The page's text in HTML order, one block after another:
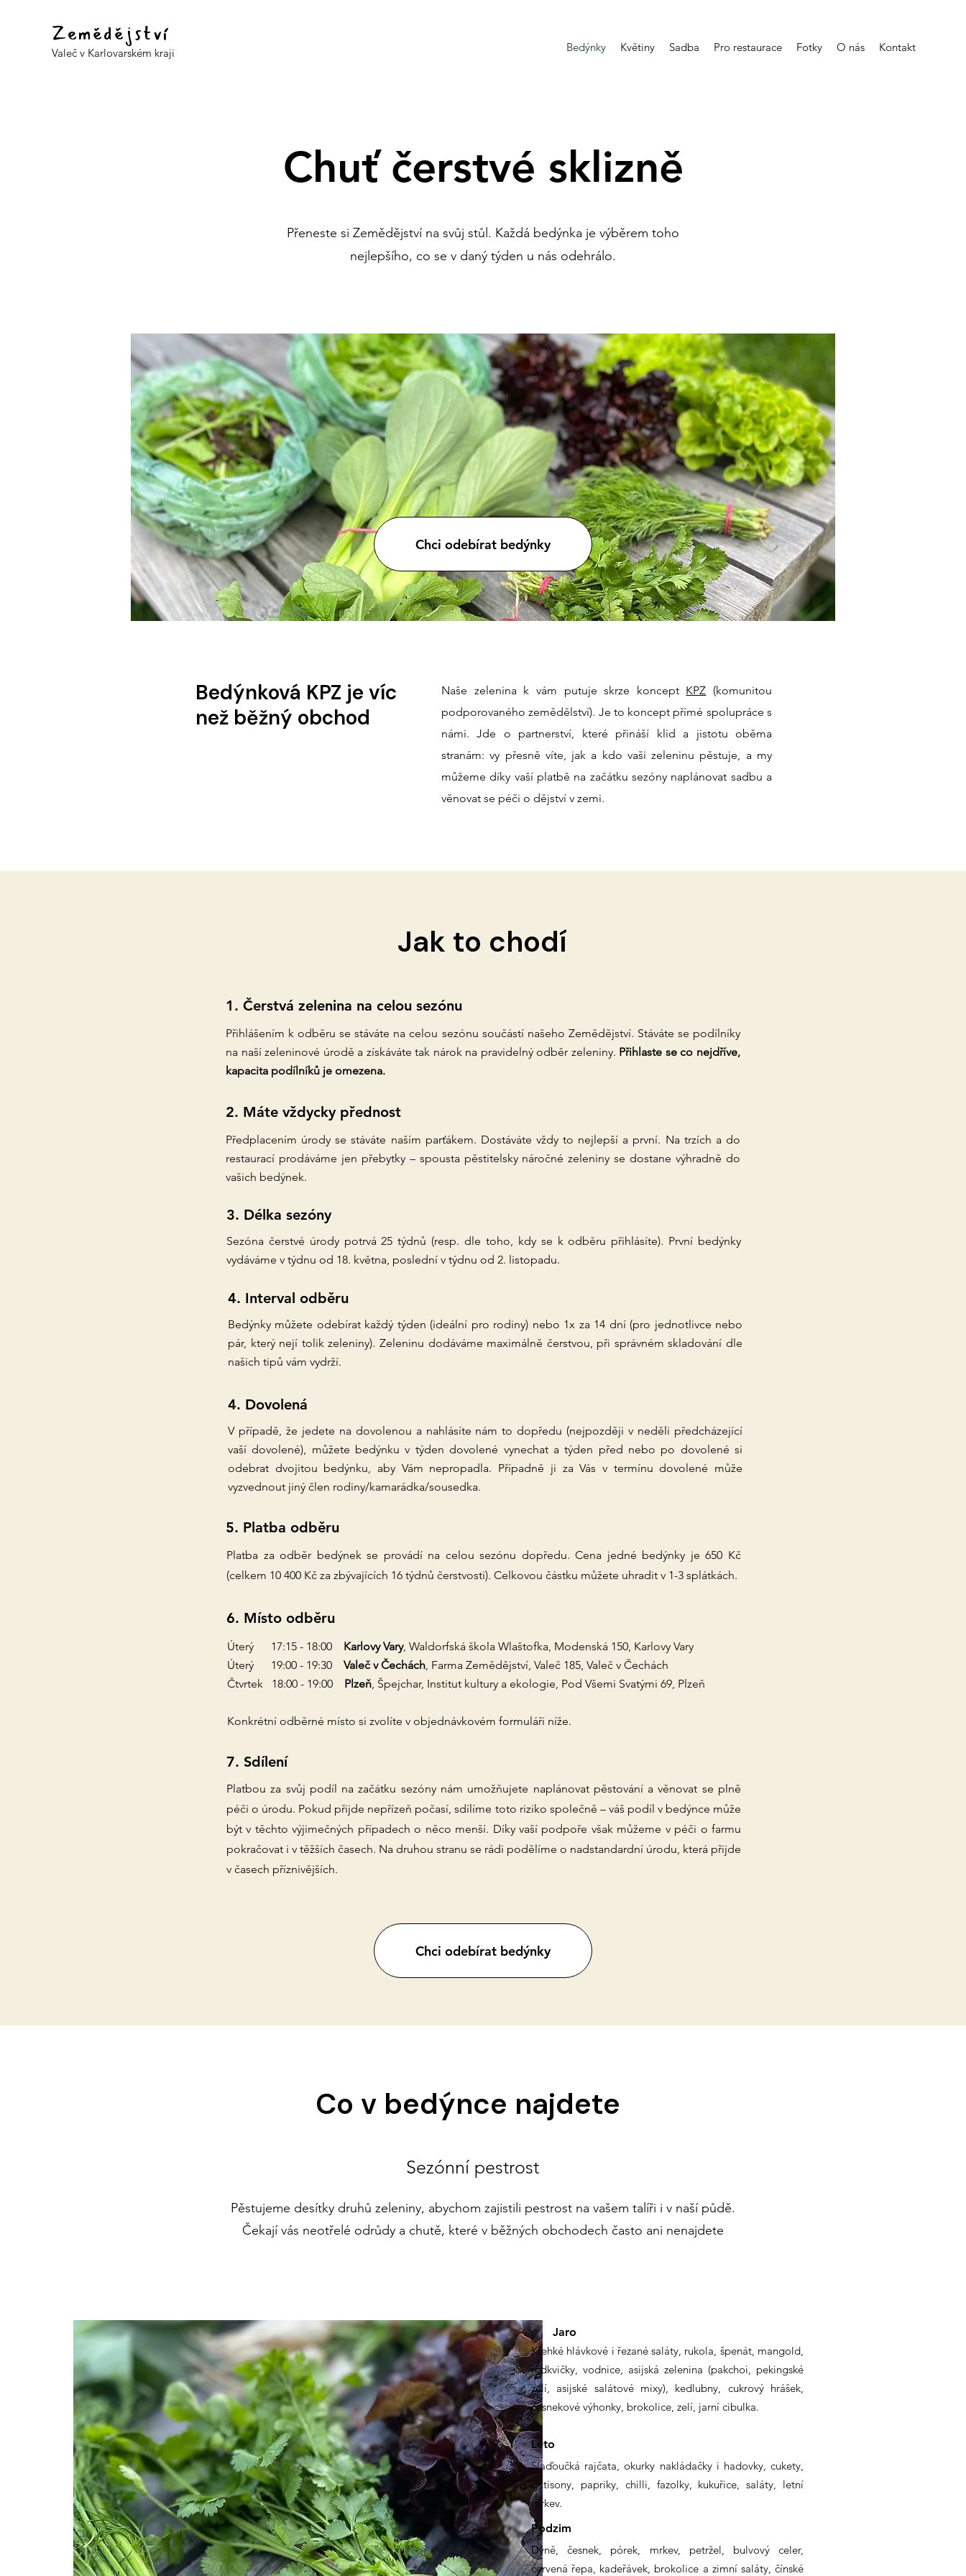
Zemědějství
Valeč v Karlovarském kraji Bedýnky Květiny Sadba Pro restaurace Fotky O nás Kontakt
Chuť čerstvé sklizně
Přeneste si Zemědějství na svůj stůl. Každá bedýnka je výběrem toho
nejlepšího, co se v daný týden u nás odehrálo.
Chci odebírat bedýnky
Bedýnková KPZ je víc
než běžný obchod
Naše zelenina k vám putuje skrze koncept KPZ (komunitou
podporovaného zemědělství). Je to koncept přímé spolupráce s
námi. Jde o partnerství, které přináší klid a jistotu oběma
stranám: vy přesně víte, jak a kdo vaši zeleninu pěstuje, a my
můžeme díky vaší platbě na začátku sezóny naplánovat sadbu a
věnovat se péči o dějství v zemi.
Jak to chodí
1. Čerstvá zelenina na celou sezónu
Přihlášením k odběru se stáváte na celou sezónu součástí našeho Zemědějství. Stáváte se podílníky
na naší zeleninové úrodě a získáváte tak nárok na pravidelný odběr zeleniny. Přihlaste se co nejdříve,
kapacita podílníků je omezena.
2. Máte vždycky přednost
Předplacením úrody se stáváte naším parťákem. Dostáváte vždy to nejlepší a první. Na trzích a do
restaurací prodáváme jen přebytky – spousta pěstitelsky náročné zeleniny se dostane výhradně do
vašich bedýnek.
3. Délka sezóny
Sezóna čerstvé úrody potrvá 25 týdnů (resp. dle toho, kdy se k odběru přihlásíte). První bedýnky
vydáváme v týdnu od 18. května, poslední v týdnu od 2. listopadu.
4. Interval odběru
Bedýnky můžete odebírat každý týden (ideální pro rodiny) nebo 1x za 14 dní (pro jednotlivce nebo
pár, který nejí tolik zeleniny). Zeleninu dodáváme maximálně čerstvou, při správném skladování dle
našich tipů vám vydrží.
4. Dovolená
V případě, že jedete na dovolenou a nahlásíte nám to dopředu (nejpozději v neděli předcházející
vaší dovolené), můžete bedýnku v týden dovolené vynechat a týden před nebo po dovolené si
odebrat dvojitou bedýnku, aby Vám nepropadla. Případně ji za Vás v termínu dovolené může
vyzvednout jiný člen rodiny/kamarádka/sousedka.
5. Platba odběru
Platba za odběr bedýnek se provádí na celou sezónu dopředu. Cena jedné bedýnky je 650 Kč
(celkem 10 400 Kč za zbývajících 16 týdnů čerstvosti). Celkovou částku můžete uhradit v 1-3 splátkách.
6. Místo odběru
Úterý 17:15 - 18:00 Karlovy Vary, Waldorfská škola Wlaštofka, Modenská 150, Karlovy Vary
Úterý 19:00 - 19:30 Valeč v Čechách, Farma Zemědějství, Valeč 185, Valeč v Čechách
Čtvrtek 18:00 - 19:00 Plzeň, Špejchar, Institut kultury a ekologie, Pod Všemi Svatými 69, Plzeň
Konkrétní odběrné místo si zvolíte v objednávkovém formuláři níže.
7. Sdílení
Platbou za svůj podíl na začátku sezóny nám umožňujete naplánovat pěstování a věnovat se plně
péči o úrodu. Pokud přijde nepřízeň počasí, sdílíme toto riziko společně – váš podíl v bedýnce může
být v těchto výjimečných případech o něco menší. Díky vaší podpoře však můžeme v péči o farmu
pokračovat i v těžších časech. Na druhou stranu se rádi podělíme o nadstandardní úrodu, která přijde
v časech příznivějších.
Chci odebírat bedýnky
Co v bedýnce najdete
Sezónní pestrost
Pěstujeme desítky druhů zeleniny, abychom zajistili pestrost na vašem talíři i v naší půdě.
Čekají vás neotřelé odrůdy a chutě, které v běžných obchodech často ani nenajdete
​​Jaro
Křehké hlávkové i řezané saláty, rukola, špenát, mangold,
ředkvičky, vodnice, asijská zelenina (pakchoi, pekingské
zelí, asijské salátové mixy), kedlubny, cukrový hrášek,
česnekové výhonky, brokolice, zelí, jarní cibulka.
Léto
Slaďoučká rajčata, okurky nakládačky i hadovky, cukety,
patisony, papriky, chilli, fazolky, kukuřice, saláty, letní
mrkev.
Podzim
Dýně, česnek, pórek, mrkev, petržel, bulvový celer,
červená řepa, kadeřávek, brokolice a zimní saláty, čínské